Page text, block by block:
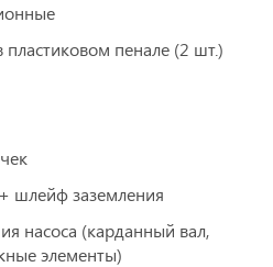
пенале (2 шт.)
шлейф заземления
насоса (карданный вал,
элементы)